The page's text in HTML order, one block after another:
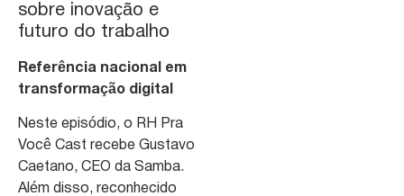
sobre inovação e
futuro do trabalho
Referência nacional em
transformação digital
Neste episódio, o RH Pra
Você Cast recebe Gustavo
Caetano, CEO da Samba.
Além disso, reconhecido